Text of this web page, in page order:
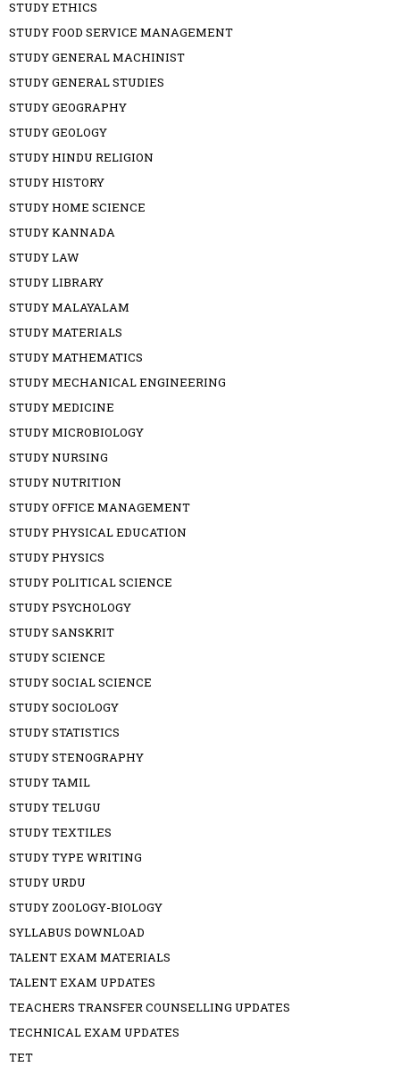
STUDY ETHICS
STUDY FOOD SERVICE MANAGEMENT
STUDY GENERAL MACHINIST
STUDY GENERAL STUDIES
STUDY GEOGRAPHY
STUDY GEOLOGY
STUDY HINDU RELIGION
STUDY HISTORY
STUDY HOME SCIENCE
STUDY KANNADA
STUDY LAW
STUDY LIBRARY
STUDY MALAYALAM
STUDY MATERIALS
STUDY MATHEMATICS
STUDY MECHANICAL ENGINEERING
STUDY MEDICINE
STUDY MICROBIOLOGY
STUDY NURSING
STUDY NUTRITION
STUDY OFFICE MANAGEMENT
STUDY PHYSICAL EDUCATION
STUDY PHYSICS
STUDY POLITICAL SCIENCE
STUDY PSYCHOLOGY
STUDY SANSKRIT
STUDY SCIENCE
STUDY SOCIAL SCIENCE
STUDY SOCIOLOGY
STUDY STATISTICS
STUDY STENOGRAPHY
STUDY TAMIL
STUDY TELUGU
STUDY TEXTILES
STUDY TYPE WRITING
STUDY URDU
STUDY ZOOLOGY-BIOLOGY
SYLLABUS DOWNLOAD
TALENT EXAM MATERIALS
TALENT EXAM UPDATES
TEACHERS TRANSFER COUNSELLING UPDATES
TECHNICAL EXAM UPDATES
TET